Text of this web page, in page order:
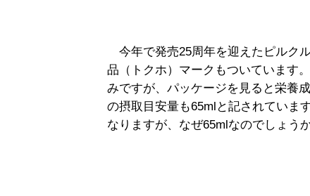
今年で発売25周年を迎えたピルク
品（トクホ）マークもついています
みですが、パッケージを見ると栄養
の摂取目安量も65mlと記されていま
なりますが、なぜ65mlなのでしょう